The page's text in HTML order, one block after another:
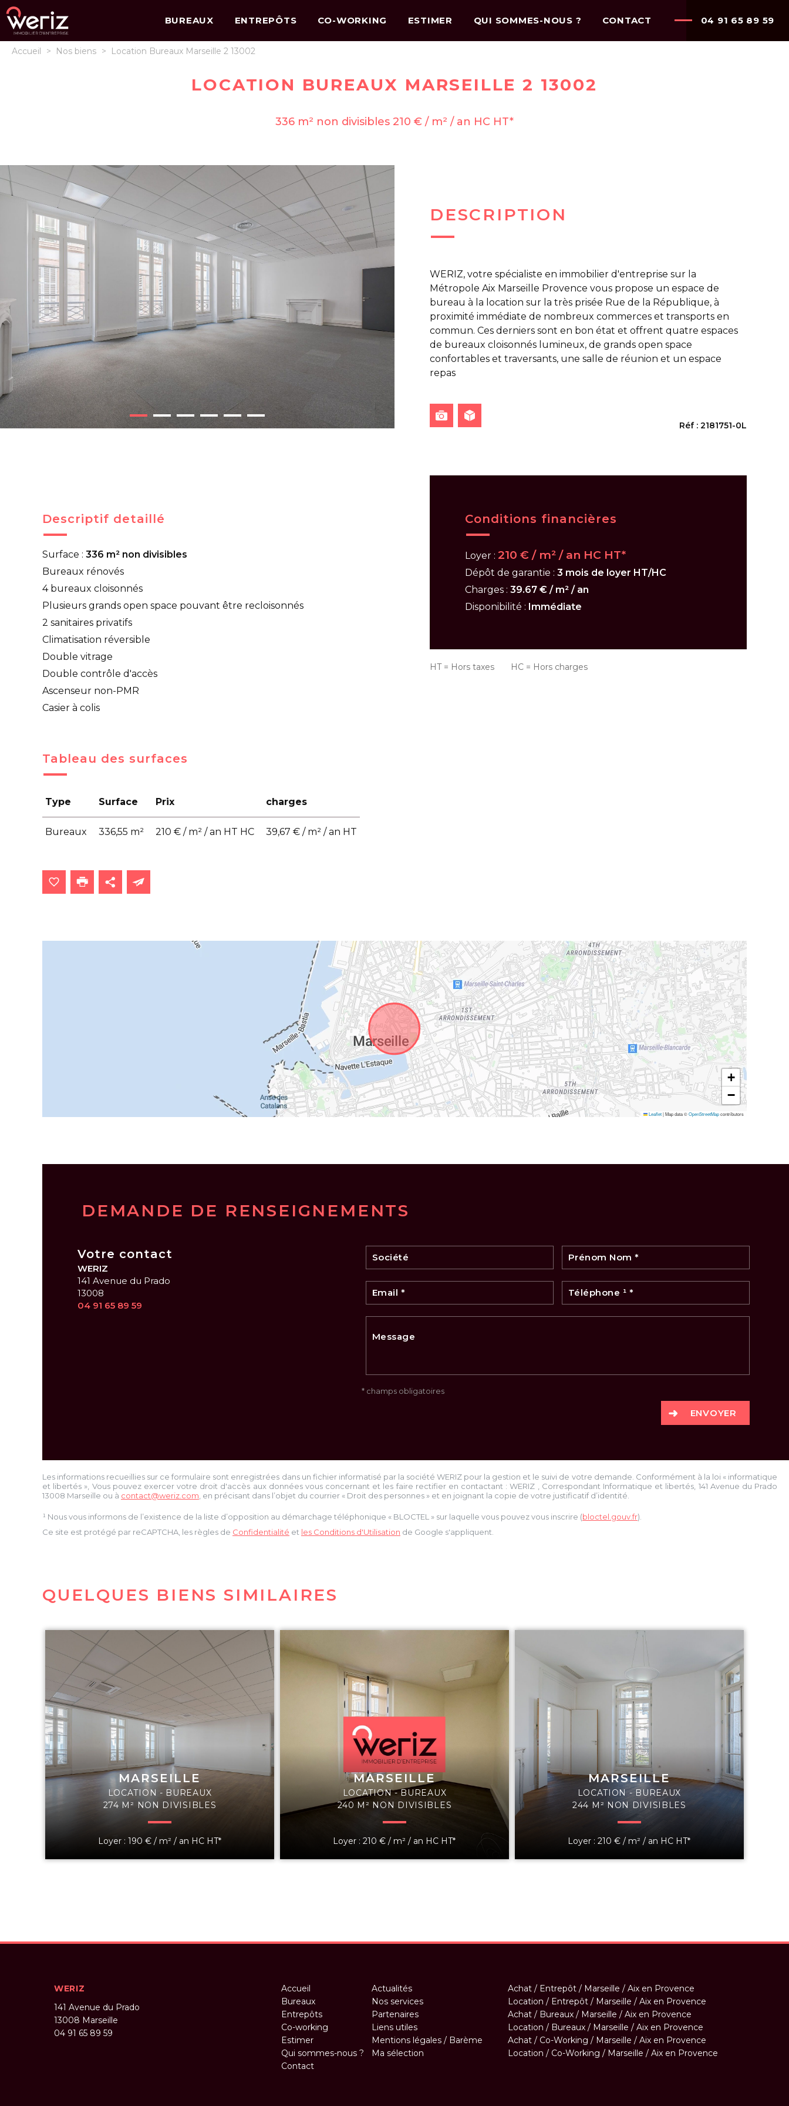
BUREAUX ENTREPÔTS CO-WORKING ESTIMER QUI SOMMES-NOUS ? CONTACT 04 91 65 89 59
Accueil > Nos biens > Location Bureaux Marseille 2 13002
LOCATION BUREAUX MARSEILLE 2 13002
336 m² non divisibles 210 € / m² / an HC HT*
DESCRIPTION
WERIZ, votre spécialiste en immobilier d'entreprise sur la
Métropole Aix Marseille Provence vous propose un espace de
bureau à la location sur la très prisée Rue de la République, à
proximité immédiate de nombreux commerces et transports en
commun. Ces derniers sont en bon état et offrent quatre espaces
de bureaux cloisonnés lumineux, de grands open space
confortables et traversants, une salle de réunion et un espace
repas
Réf : 2181751-0L
Descriptif detaillé
Surface : 336 m² non divisibles
Bureaux rénovés
4 bureaux cloisonnés
Plusieurs grands open space pouvant être recloisonnés
2 sanitaires privatifs
Climatisation réversible
Double vitrage
Double contrôle d'accès
Ascenseur non-PMR
Casier à colis
Conditions financières
Loyer : 210 € / m² / an HC HT*
Dépôt de garantie : 3 mois de loyer HT/HC
Charges : 39.67 € / m² / an
Disponibilité : Immédiate
HT = Hors taxes HC = Hors charges
Tableau des surfaces
Type Surface Prix charges
Bureaux 336,55 m² 210 € / m² / an HT HC 39,67 € / m² / an HT
+
−
Leaflet|Map data ©OpenStreetMapcontributors
DEMANDE DE RENSEIGNEMENTS
Votre contact
WERIZ
141 Avenue du Prado
13008
04 91 65 89 59
* champs obligatoires
ENVOYER
Les informations recueillies sur ce formulaire sont enregistrées dans un fichier informatisé par la société WERIZ pour la gestion et le suivi de votre demande. Conformément à la loi « informatique
et libertés », Vous pouvez exercer votre droit d'accès aux données vous concernant et les faire rectifier en contactant :WERIZ , Correspondant Informatique et libertés, 141 Avenue du Prado
13008 Marseille ou à contact@weriz.com , en précisant dans l’objet du courrier « Droit des personnes » et en joignant la copie de votre justificatif d’identité.
¹ Nous vous informons de l’existence de la liste d’opposition au démarchage téléphonique « BLOCTEL » sur laquelle vous pouvez vous inscrire (bloctel.gouv.fr).
Ce site est protégé par reCAPTCHA, les règles de Confidentialité et les Conditions d'Utilisation de Google s'appliquent.
QUELQUES BIENS SIMILAIRES
MARSEILLE
LOCATION - BUREAUX
274 M² NON DIVISIBLES
Loyer : 190 € / m² / an HC HT*
MARSEILLE
LOCATION - BUREAUX
240 M² NON DIVISIBLES
Loyer : 210 € / m² / an HC HT*
MARSEILLE
LOCATION - BUREAUX
244 M² NON DIVISIBLES
Loyer : 210 € / m² / an HC HT*
WERIZ
141 Avenue du Prado
13008 Marseille
04 91 65 89 59
Accueil
Bureaux
Entrepôts
Co-working
Estimer
Qui sommes-nous ?
Contact
Actualités
Nos services
Partenaires
Liens utiles
Mentions légales / Barème
Ma sélection
Achat / Entrepôt / Marseille / Aix en Provence
Location / Entrepôt / Marseille / Aix en Provence
Achat / Bureaux / Marseille / Aix en Provence
Location / Bureaux / Marseille / Aix en Provence
Achat / Co-Working / Marseille / Aix en Provence
Location / Co-Working / Marseille / Aix en Provence